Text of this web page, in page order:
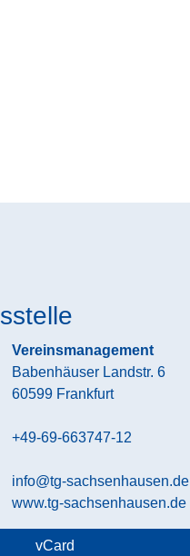
Vereinsmanagement
Babenhäuser Landstr. 6
60599 Frankfurt
+49-69-663747-12
info@tg-sachsenhausen.de
www.tg-sachsenhausen.de
vCard